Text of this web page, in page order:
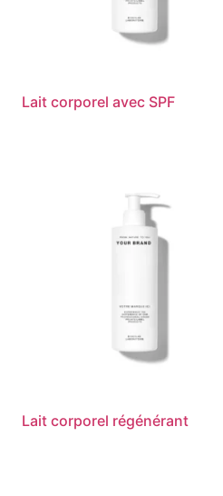
Lait corporel avec SPF
Lait corporel régénérant